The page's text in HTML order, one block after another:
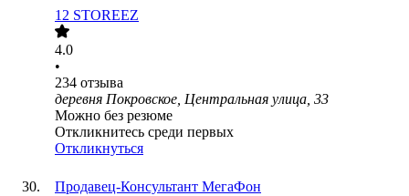
12 STOREEZ
4.0
•
234 отзыва
деревня Покровское, Центральная улица, 33
Можно без резюме
Откликнитесь среди первых
Откликнуться
Продавец-Консультант МегаФон